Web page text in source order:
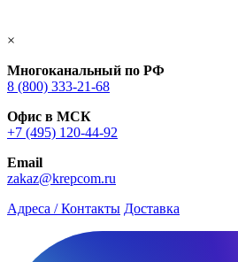
×
Многоканальный по РФ
8 (800) 333‑21-68
Офис в МСК
+7 (495) 120-44-92
Email
zakaz@krepcom.ru
Адреса / Контакты Доставка